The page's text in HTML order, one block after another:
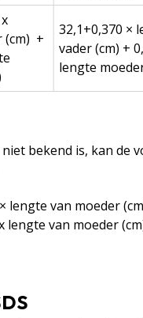
(cm) +
32,1+0,370 ×
vader (cm) +
lengte
bekend is, kan
lengte van moeder
van moeder